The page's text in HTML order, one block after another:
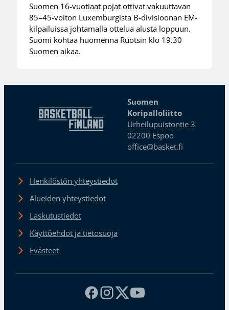
Suomen 16-vuotiaat pojat ottivat vakuuttavan
85–45-voiton Luxemburgista B-divisioonan EM-
kilpailuissa johtamalla ottelua alusta loppuun.
Suomi kohtaa huomenna Ruotsin klo 19.30
Suomen aikaa.
Suomen
Koripalloliitto
Urheilupuistontie 3
02200 Espoo
office@basket.fi
Henkilöstön yhteystiedot
Alueiden yhteystiedot
Laskutustiedot
Käyttöehdot ja tietosuoja
Evästeet